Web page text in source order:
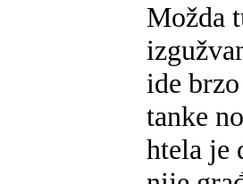
Možda
ide
tanke
htela je